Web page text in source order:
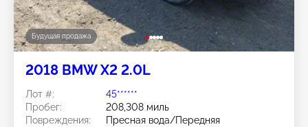
Будущая продажа
2018 BMW X2 2.0L
Лот #:
45******
Пробег:
208,308 миль
Повреждения:
Пресная вода/Передняя